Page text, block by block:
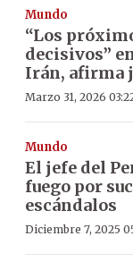
Mundo
“Los
decisivos”
Irán, afirma
Marzo 31, 2026
Mundo
El jefe del
fuego por
escándalos
Diciembre 7, 2025